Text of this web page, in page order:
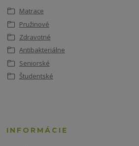
Matrace
Pružinové
Zdravotné
Antibakteriálne
Seniorské
Študentské
INFORMÁCIE